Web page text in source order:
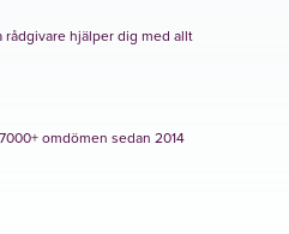
rådgivare hjälper dig med allt
omdömen sedan 2014